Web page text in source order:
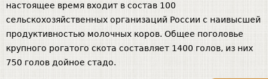
настоящее время входит в состав 100
сельскохозяйственных организаций России с наивысшей
продуктивностью молочных коров. Общее поголовье
крупного рогатого скота составляет 1400 голов, из них
750 голов дойное стадо.